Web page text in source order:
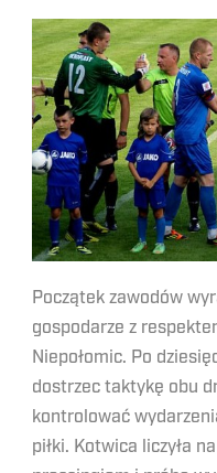
Początek zawodów
gospodarze z
Niepołomic. Po
dostrzec taktykę obu
kontrolować
piłki. Kotwica liczyła